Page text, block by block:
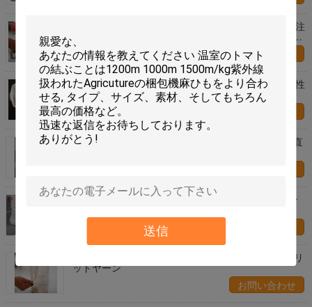
送信
LSHF FRの炎-抑制バージンのポリプロピレンPPは注
入口ヤーン ケーブル ヤーンのニットをケーブルで通
信する
お問い合わせ
エコフレンドリー ホワイト 炎を阻害する材料 熱耐性
1mm-16mm 直径
熱耐性 裂け目ポリプロピレン 阻燃性 1mm-16mm 直
純度 炎阻害性 特殊な耐熱性のあるPP素材 無料サン
99. 5% 環境に優しい炎阻害性ポリプロピレン スプリ
ットヤーン
お問い合わせ